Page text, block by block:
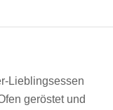
Lieblingsessen
geröstet und